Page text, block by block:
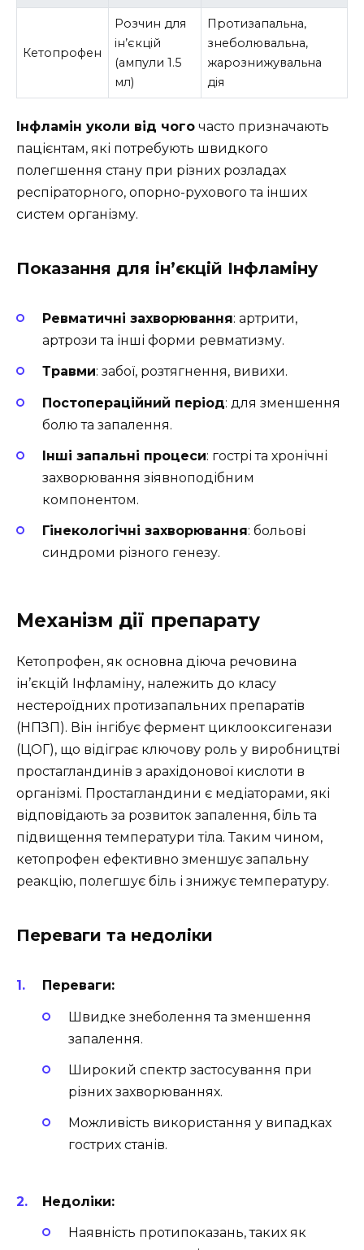
Кетопрофен
Розчин для
ін’єкцій
(ампули 1.5
мл)
Протизапальна,
знеболювальна,
жарознижувальна
дія
Інфламін уколи від чого часто призначають
пацієнтам, які потребують швидкого
полегшення стану при різних розладах
респіраторного, опорно-рухового та інших
систем організму.
Показання для ін’єкцій Інфламіну
Ревматичні захворювання: артрити,
артрози та інші форми ревматизму.
Травми: забої, розтягнення, вивихи.
Постопераційний період: для зменшення
болю та запалення.
Інші запальні процеси: гострі та хронічні
захворювання зіявноподібним
компонентом.
Гінекологічні захворювання: больові
синдроми різного генезу.
Механізм дії препарату
Кетопрофен, як основна діюча речовина
ін’єкцій Інфламіну, належить до класу
нестероїдних протизапальних препаратів
(НПЗП). Він інгібує фермент циклооксигенази
(ЦОГ), що відіграє ключову роль у виробництві
простагландинів з арахідонової кислоти в
організмі. Простагландини є медіаторами, які
відповідають за розвиток запалення, біль та
підвищення температури тіла. Таким чином,
кетопрофен ефективно зменшує запальну
реакцію, полегшує біль і знижує температуру.
Переваги та недоліки
Переваги:
Швидке знеболення та зменшення
запалення.
Широкий спектр застосування при
різних захворюваннях.
Можливість використання у випадках
гострих станів.
Недоліки:
Наявність протипоказань, таких як